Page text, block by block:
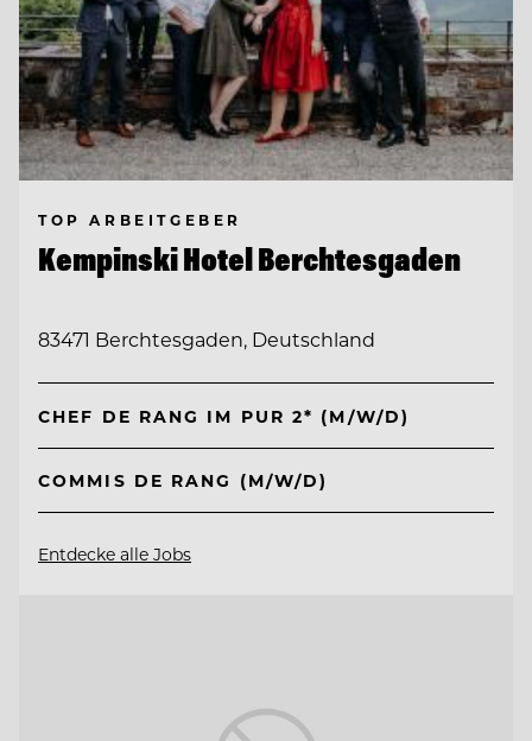
TOP ARBEITGEBER
Kempinski Hotel Berchtesgaden
83471 Berchtesgaden, Deutschland
CHEF DE RANG IM PUR 2* (M/W/D)
COMMIS DE RANG (M/W/D)
Entdecke alle Jobs